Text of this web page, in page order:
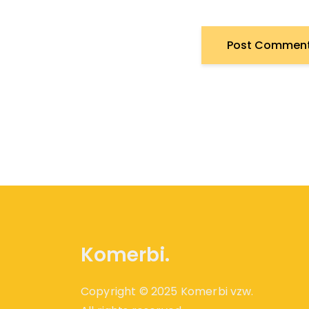
Komerbi.
Copyright © 2025 Komerbi vzw.